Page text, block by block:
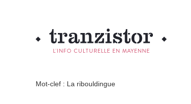
L'INFO CULTURELLE EN MAYENNE
Mot-clef : La ribouldingue